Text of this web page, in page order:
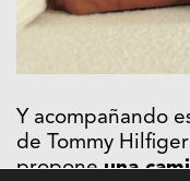
Y acompañando
de Tommy
proponeuna